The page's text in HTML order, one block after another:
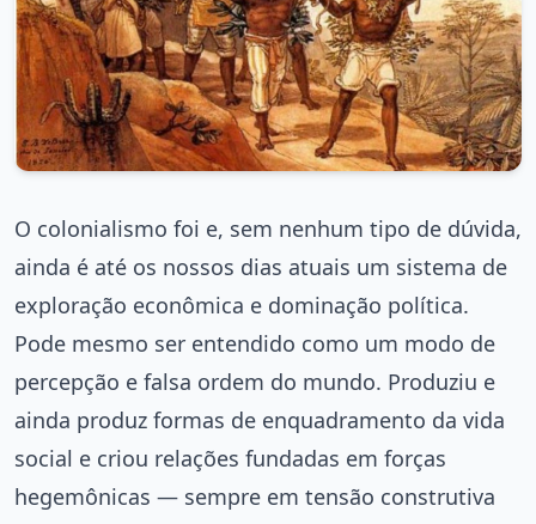
O colonialismo foi e, sem nenhum tipo de dúvida,
ainda é até os nossos dias atuais um sistema de
exploração econômica e dominação política.
Pode mesmo ser entendido como um modo de
percepção e falsa ordem do mundo. Produziu e
ainda produz formas de enquadramento da vida
social e criou relações fundadas em forças
hegemônicas — sempre em tensão construtiva